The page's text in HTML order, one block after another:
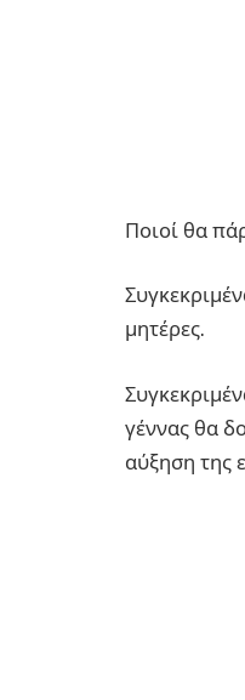
Ποιοί θα
μητέρες.
γέννας θα
αύξηση της